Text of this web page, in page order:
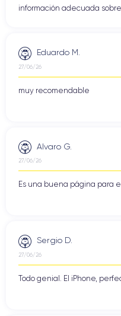
información adecuada
Eduardo M.
27/06/26
muy recomendable
Alvaro G.
27/06/26
Es una buena página para
Sergio D.
27/06/26
Todo genial. El iPhone,